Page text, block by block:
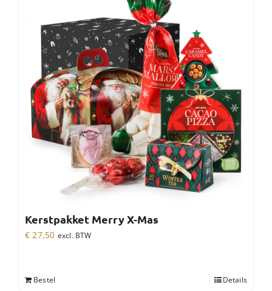
Kerstpakket Merry X-Mas
€ 27,50 excl. BTW
Bestel Details